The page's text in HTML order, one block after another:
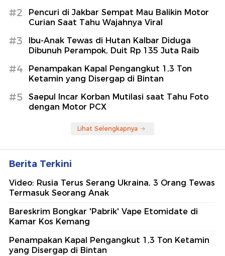
#2
Pencuri di Jakbar Sempat Mau Balikin Motor
Curian Saat Tahu Wajahnya Viral
#3
Ibu-Anak Tewas di Hutan Kalbar Diduga
Dibunuh Perampok, Duit Rp 135 Juta Raib
#4
Penampakan Kapal Pengangkut 1,3 Ton
Ketamin yang Disergap di Bintan
#5
Saepul Incar Korban Mutilasi saat Tahu Foto
dengan Motor PCX
Lihat Selengkapnya
Berita Terkini
Video: Rusia Terus Serang Ukraina, 3 Orang Tewas
Termasuk Seorang Anak
Bareskrim Bongkar 'Pabrik' Vape Etomidate di
Kamar Kos Kemang
Penampakan Kapal Pengangkut 1,3 Ton Ketamin
yang Disergap di Bintan